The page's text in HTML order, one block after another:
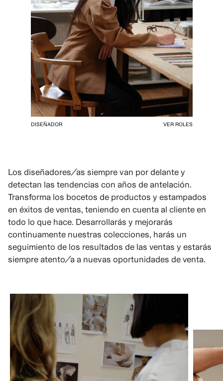
DISEÑADOR VER ROLES
Los diseñadores/as siempre van por delante y
detectan las tendencias con años de antelación.
Transforma los bocetos de productos y estampados
en éxitos de ventas, teniendo en cuenta al cliente en
todo lo que hace. Desarrollarás y mejorarás
continuamente nuestras colecciones, harás un
seguimiento de los resultados de las ventas y estarás
siempre atento/a a nuevas oportunidades de venta.